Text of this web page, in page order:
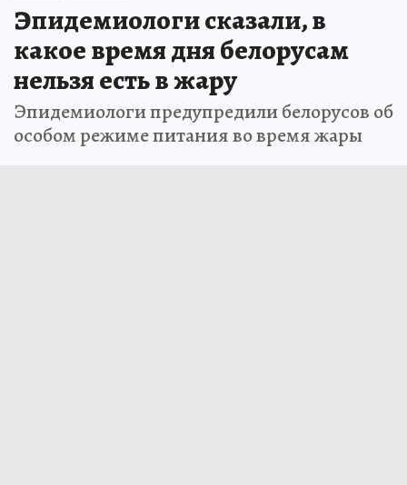
Эпидемиологи сказали, в
какое время дня белорусам
нельзя есть в жару
Эпидемиологи предупредили белорусов об
особом режиме питания во время жары